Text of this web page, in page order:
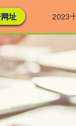
址 2023